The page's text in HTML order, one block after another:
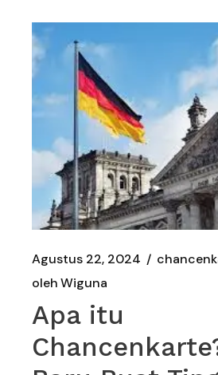
Agustus 22, 2024
oleh Wiguna
Apa itu